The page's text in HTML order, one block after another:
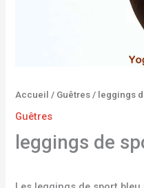
Accueil / Guêtres / leggings
Guêtres
leggings de